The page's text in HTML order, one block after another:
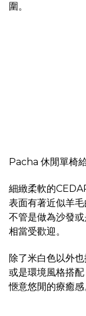
圍。
Pacha 休閒單椅
細緻柔軟的
表面有著近似羊
不管是做為沙發
相當受歡迎。
除了米白色以外
或是環境風格搭
愜意悠閒的療癒感